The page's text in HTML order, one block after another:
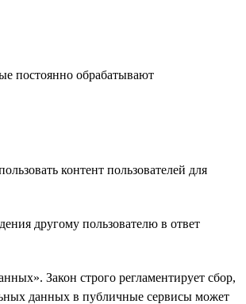
постоянно обрабатывают
контент пользователей для
другому пользователю в ответ
Закон строго регламентирует сбор,
данных в публичные сервисы может